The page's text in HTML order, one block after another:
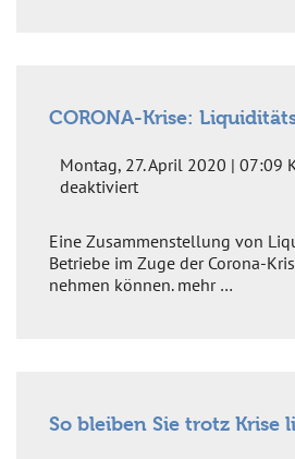
CORONA-Krise:
Montag, 27. April 2020 | 07:09
deaktiviertfür
Liquiditätshilfen
Eine Zusammenstellung von
Betriebe im Zuge der Corona-
nehmen können. mehr …
So bleiben Sie trotz Krise